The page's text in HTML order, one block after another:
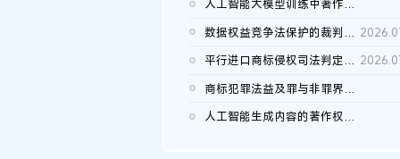
人工智能大模型训练中著作权的合理使用
数据权益竞争法保护的裁判路径构建
平行进口商标侵权司法判定规则的困境与纾解
商标犯罪法益及罪与非罪界限研究
人工智能生成内容的著作权司法认定：演进逻辑、现实困境与规则建...